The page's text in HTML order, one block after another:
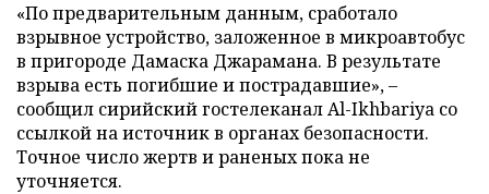
«По предварительным данным, сработало
взрывное устройство, заложенное в микроавтобус
в пригороде Дамаска Джарамана. В результате
взрыва есть погибшие и пострадавшие», –
сообщил сирийский гостелеканал Al-Ikhbariya со
ссылкой на источник в органах безопасности.
Точное число жертв и раненых пока не
уточняется.